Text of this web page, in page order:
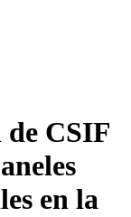
CSIF
en la